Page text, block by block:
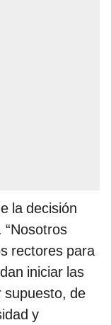
la decisión
“Nosotros
rectores para
iniciar las
supuesto, de
y